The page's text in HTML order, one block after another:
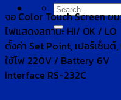
Search
for:
จอ Color Touch Screen ข
ไฟแสดงสถานะ HI/ OK / LO
ตั้งค่า Set Point, เปอร์เซ็น
ใช้ไฟ 220V / Battery 6V
Interface RS-232C